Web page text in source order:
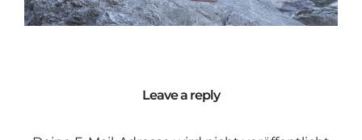
Leave a reply